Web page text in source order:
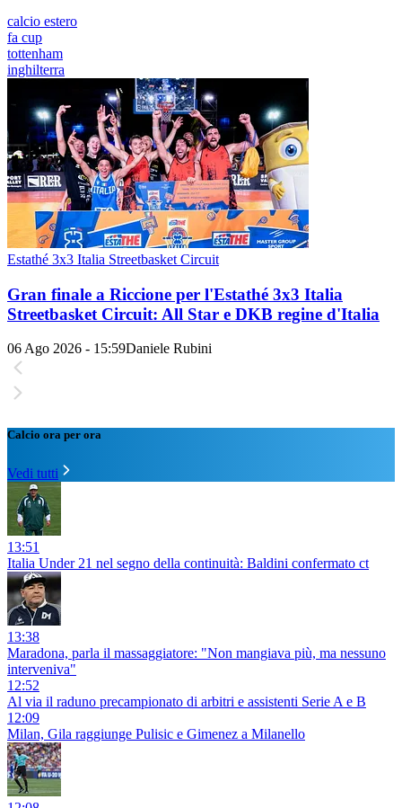
calcio estero
fa cup
tottenham
inghilterra
Estathé 3x3 Italia Streetbasket Circuit
Gran finale a Riccione per l'Estathé 3x3 Italia
Streetbasket Circuit: All Star e DKB regine d'Italia
06 Ago 2026 - 15:59Daniele Rubini
Calcio ora per ora
Vedi tutti
13:51
Italia Under 21 nel segno della continuità: Baldini confermato ct
13:38
Maradona, parla il massaggiatore: "Non mangiava più, ma nessuno
interveniva"
12:52
Al via il raduno precampionato di arbitri e assistenti Serie A e B
12:09
Milan, Gila raggiunge Pulisic e Gimenez a Milanello